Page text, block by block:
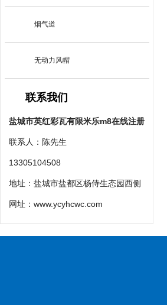
烟气道
无动力风帽
联系我们
盐城市英红彩瓦有限米乐m8在线注册
联系人：陈先生
13305104508
地址：盐城市盐都区杨侍生态园西侧
网址： www.ycyhcwc.com